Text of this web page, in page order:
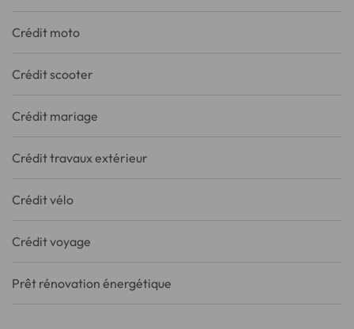
Crédit moto
Crédit scooter
Crédit mariage
Crédit travaux extérieur
Crédit vélo
Crédit voyage
Prêt rénovation énergétique